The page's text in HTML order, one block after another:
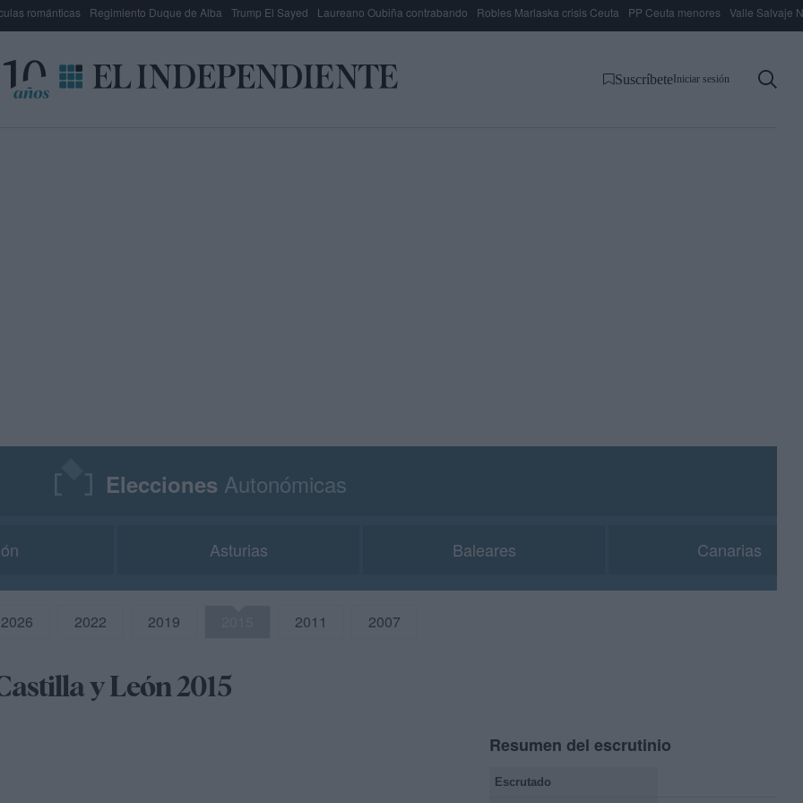
románticas Regimiento Duque de Alba Trump El Sayed Laureano Oubiña contrabando Robles Marlaska crisis Ceuta PP Ceuta menores Valle Salvaje
SuscríbeteIniciar sesión
Elecciones Autonómicas
Asturias Baleares Canarias
2026 2022 2019 2011 2007
y León 2015
Resumen del escrutinio
Escrutado